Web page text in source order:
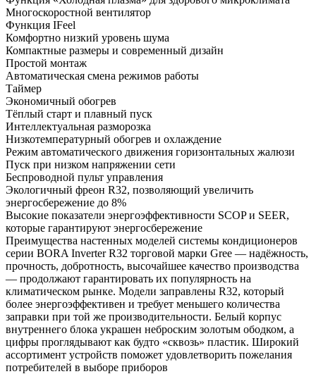
Многоскоростной вентилятор
Функция IFeel
Комфортно низкий уровень шума
Компактные размеры и современный дизайн
Простой монтаж
Автоматическая смена режимов работы
Таймер
Экономичный обогрев
Тёплый старт и плавный пуск
Интеллектуальная разморозка
Низкотемпературный обогрев и охлаждение
Режим автоматического движения горизонтальных жалюзи
Пуск при низком напряжении сети
Беспроводной пульт управления
Экологичный фреон R32, позволяющий увеличить
энергосбережение до 8%
Высокие показатели энергоэффективности SCOP и SEER,
которые гарантируют энергосбережение
Преимущества настенных моделей системы кондиционеров
серии BORA Inverter R32 торговой марки Gree — надёжность,
прочность, добротность, высочайшее качество производства
— продолжают гарантировать их популярность на
климатическом рынке. Модели заправлены R32, который
более энергоэффективен и требует меньшего количества
заправки при той же производительности. Белый корпус
внутреннего блока украшен неброским золотым ободком, а
цифры проглядывают как будто «сквозь» пластик. Широкий
ассортимент устройств поможет удовлетворить пожелания
потребителей в выборе приборов